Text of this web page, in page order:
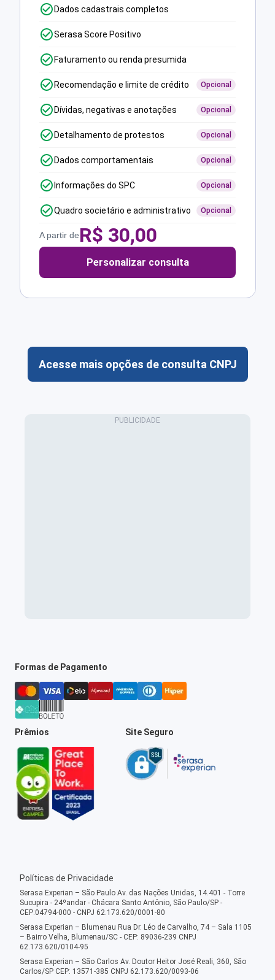
Dados cadastrais completos
Serasa Score Positivo
Faturamento ou renda presumida
Recomendação e limite de crédito Opcional
Dívidas, negativas e anotações Opcional
Detalhamento de protestos Opcional
Dados comportamentais Opcional
Informações do SPC Opcional
Quadro societário e administrativo Opcional
A partir deR$ 30,00
Personalizar consulta
Acesse mais opções de consulta CNPJ
Formas de Pagamento
Prêmios Site Seguro
Políticas de Privacidade
Serasa Experian – São Paulo Av. das Nações Unidas, 14.401 - Torre
Sucupira - 24ºandar - Chácara Santo Antônio, São Paulo/SP -
CEP:04794-000 - CNPJ 62.173.620/0001-80
Serasa Experian – Blumenau Rua Dr. Léo de Carvalho, 74 – Sala 1105
– Bairro Velha, Blumenau/SC - CEP: 89036-239 CNPJ
62.173.620/0104-95
Serasa Experian – São Carlos Av. Doutor Heitor José Reali, 360, São
Carlos/SP CEP: 13571-385 CNPJ 62.173.620/0093-06